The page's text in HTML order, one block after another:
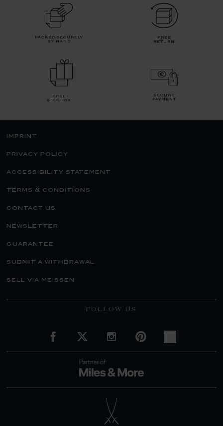
packed securely
by hand
free
return
free
gift box
secure
payment
imprint
privacy policy
accessibility statement
terms & conditions
contact us
newsletter
guarantee
submit a withdrawal
sell via meissen
FOLLOW US